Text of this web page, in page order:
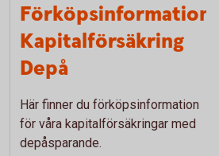
Förköpsinformation
Kapitalförsäkring
Depå
Här finner du förköpsinformation
för våra kapitalförsäkringar med
depåsparande.